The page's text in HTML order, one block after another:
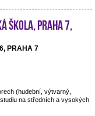
škola, Praha 7,
PRAHA 7
(hudební, výtvarný,
na středních a vysokých